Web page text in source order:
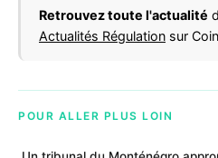
Retrouvez toute l'actualité
Actualités Régulation sur
POUR ALLER PLUS LOIN